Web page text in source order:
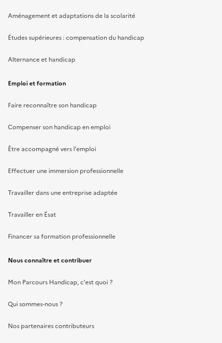
Aménagement et adaptations de la scolarité
Études supérieures : compensation du handicap
Alternance et handicap
Emploi et formation
Faire reconnaître son handicap
Compenser son handicap en emploi
Être accompagné vers l'emploi
Effectuer une immersion professionnelle
Travailler dans une entreprise adaptée
Travailler en Ésat
Financer sa formation professionnelle
Nous connaître et contribuer
Mon Parcours Handicap, c'est quoi ?
Qui sommes-nous ?
Nos partenaires contributeurs